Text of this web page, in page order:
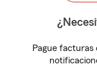
Pague facturas